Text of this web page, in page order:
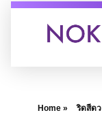
Home » ริดสีด